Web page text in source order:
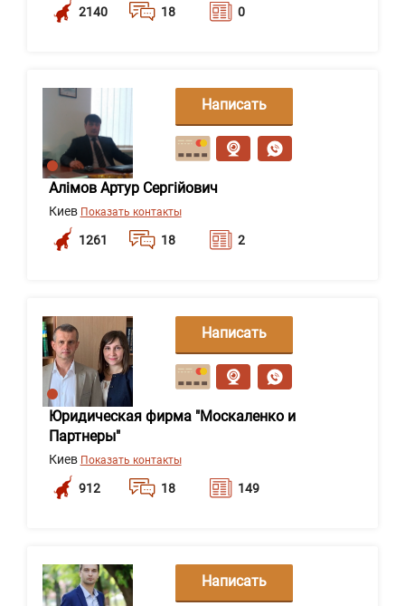
2140 18 0
Алімов Артур Сергійович
Киев Показать контакты
1261 18 2
Написать
сообщение
Юридическая фирма "Москаленко и
Партнеры"
Киев Показать контакты
912 18 149
Написать
сообщение
Написать